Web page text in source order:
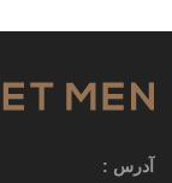
آدرس :